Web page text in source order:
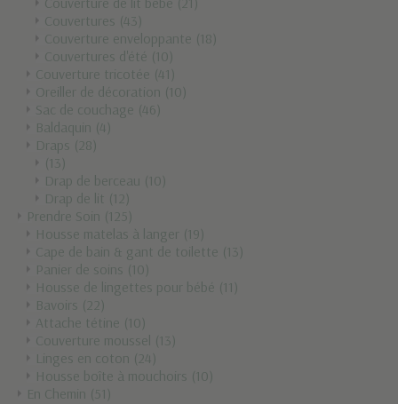
Couvertures (43)
Couverture enveloppante (18)
Couvertures d'été (10)
Couverture tricotée (41)
Oreiller de décoration (10)
Sac de couchage (46)
Baldaquin (4)
Draps (28)
(13)
Drap de berceau (10)
Drap de lit (12)
Prendre Soin (125)
Housse matelas à langer (19)
Cape de bain & gant de toilette (13)
Panier de soins (10)
Housse de lingettes pour bébé (11)
Bavoirs (22)
Attache tétine (10)
Couverture moussel (13)
Linges en coton (24)
Housse boîte à mouchoirs (10)
En Chemin (51)